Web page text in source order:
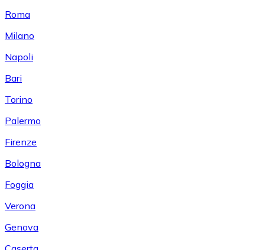
Roma
Milano
Napoli
Bari
Torino
Palermo
Firenze
Bologna
Foggia
Verona
Genova